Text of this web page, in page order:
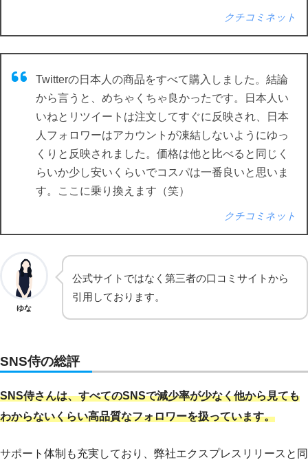
クチコミネット
Twitterの日本人の商品をすべて購入しました。結論
から言うと、めちゃくちゃ良かったです。日本人い
いねとリツイートは注文してすぐに反映され、日本
人フォロワーはアカウントが凍結しないようにゆっ
くりと反映されました。価格は他と比べると同じく
らいか少し安いくらいでコスパは一番良いと思いま
す。ここに乗り換えます（笑）
クチコミネット
ゆな
公式サイトではなく第三者の口コミサイトから
引用しております。
SNS侍の総評
SNS侍さんは、すべてのSNSで減少率が少なく他から見ても
わからないくらい高品質なフォロワーを扱っています。
サポート体制も充実しており、弊社エクスプレスリリースと同